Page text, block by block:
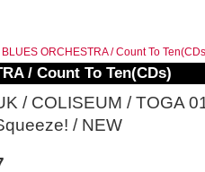
ORCHESTRA / Count To
/ Count To Ten(CDs)
/ COLISEUM / TOGA
/ NEW